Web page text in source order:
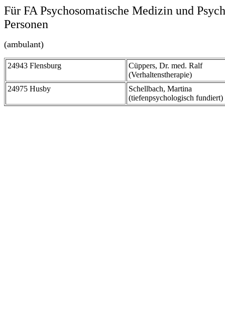
Für FA Psychosomatische Medizin und
Personen
(ambulant)
24943 Flensburg
Cüppers, Dr. med. Ralf
(Verhaltenstherapie)
24975 Husby
Schellbach, Martina
(tiefenpsychologisch fundiert)